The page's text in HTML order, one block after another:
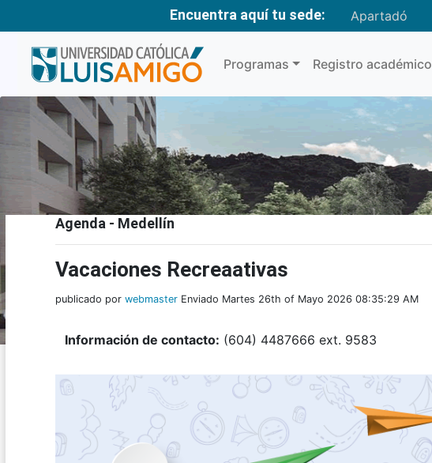
Encuentra aquí tu sede: Apartadó
Programas Registro académico
Agenda - Medellín
Vacaciones Recreaativas
publicado por webmaster Enviado Martes 26th of Mayo 2026 08:35:29 AM
Información de contacto: (604) 4487666 ext. 9583